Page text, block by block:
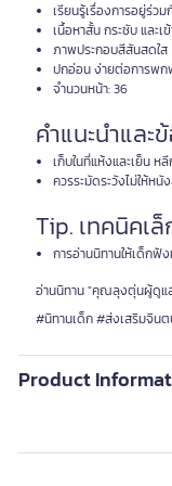
เรียนรู้เรื่องการอยู่ร่ว
เนื้อหาสั้น กระชับ และเ
ภาพประกอบสีสันสดใส
ปกอ่อน ง่ายต่อการพก
จำนวนหน้า: 36
คำแนะนำและ
เก็บในที่แห้งและเย็น ห
ควรระมัดระวังไม่ให้ห
Tip. เทคนิคเ
การอ่านนิทานให้เด็กฟั
อ่านนิทาน "คุณลุงตุ่นผู้ดูแล
#นิทานเด็ก #ส่งเสริมจิน
Product